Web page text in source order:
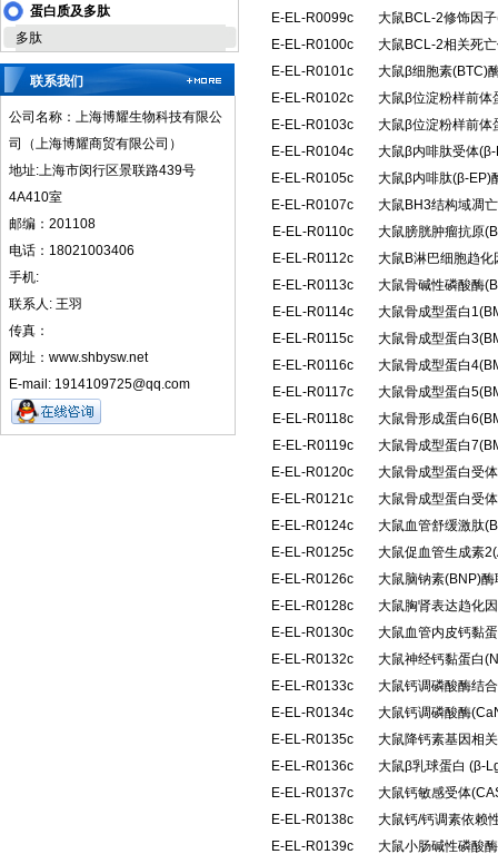
蛋白质及多肽
多肽
联系我们
公司名称：上海博耀生物科技有限公
司（上海博耀商贸有限公司）
地址:上海市闵行区景联路439号
4A410室
邮编：201108
电话：18021003406
手机:
联系人: 王羽
传真：
网址：www.shbysw.net
E-mail: 1914109725@qq.com
E-EL-R0099c
大鼠BCL-2修饰因
E-EL-R0100c
大鼠BCL-2相关死
E-EL-R0101c
大鼠β细胞素(BTC)
E-EL-R0102c
大鼠β位淀粉样前体
E-EL-R0103c
大鼠β位淀粉样前体
E-EL-R0104c
大鼠β内啡肽受体
E-EL-R0105c
大鼠β内啡肽(β-EP)
E-EL-R0107c
大鼠BH3结构域凋
E-EL-R0110c
大鼠膀胱肿瘤抗原
E-EL-R0112c
大鼠B淋巴细胞趋
E-EL-R0113c
大鼠骨碱性磷酸酶
E-EL-R0114c
大鼠骨成型蛋白
E-EL-R0115c
大鼠骨成型蛋白
E-EL-R0116c
大鼠骨成型蛋白
E-EL-R0117c
大鼠骨成型蛋白
E-EL-R0118c
大鼠骨形成蛋白
E-EL-R0119c
大鼠骨成型蛋白
E-EL-R0120c
大鼠骨成型蛋白受
E-EL-R0121c
大鼠骨成型蛋白受
E-EL-R0124c
大鼠血管舒缓激肽
E-EL-R0125c
大鼠促血管生成素
E-EL-R0126c
大鼠脑钠素(BNP)
E-EL-R0128c
大鼠胸肾表达趋化
E-EL-R0130c
大鼠血管内皮钙黏
E-EL-R0132c
大鼠神经钙黏蛋白
E-EL-R0133c
大鼠钙调磷酸酶结
E-EL-R0134c
大鼠钙调磷酸酶
E-EL-R0135c
大鼠降钙素基因相
E-EL-R0136c
大鼠β乳球蛋白 (β-
E-EL-R0137c
大鼠钙敏感受体
E-EL-R0138c
大鼠钙/钙调素依赖
E-EL-R0139c
大鼠小肠碱性磷酸